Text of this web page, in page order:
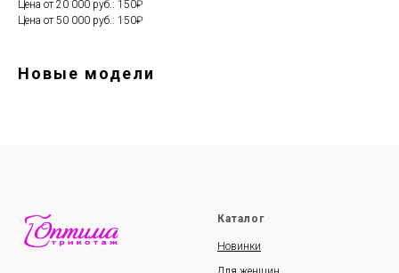
Цена от 20 000 руб.: 150₽
Цена от 50 000 руб.: 150₽
Новые модели
Каталог
Новинки